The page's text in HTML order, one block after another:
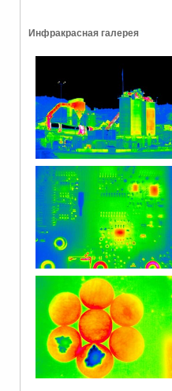
Инфракрасная галерея